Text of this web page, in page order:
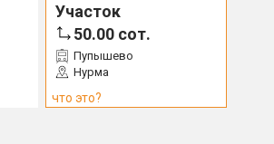
Участок
50.00 сот.
Пупышево
Нурма
что это?